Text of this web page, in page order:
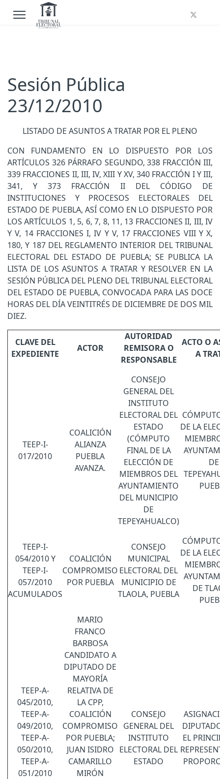
Sesión Pública
23/12/2010
LISTADO DE ASUNTOS A TRATAR POR EL PLENO
CON FUNDAMENTO EN LO DISPUESTO POR LOS
ARTÍCULOS 326 PÁRRAFO SEGUNDO, 338 FRACCIÓN III,
339 FRACCIONES II, III, IV, XIII Y XV, 340 FRACCIÓN I Y III,
341, Y 373 FRACCIÓN II DEL CÓDIGO DE
INSTITUCIONES Y PROCESOS ELECTORALES DEL
ESTADO DE PUEBLA, ASÍ COMO EN LO DISPUESTO POR
LOS ARTÍCULOS 1, 5, 6, 7, 8, 11, 13 FRACCIONES II, III, IV
Y V, 14 FRACCIONES I, IV Y V, 17 FRACCIONES VIII Y X,
180, Y 187 DEL REGLAMENTO INTERIOR DEL TRIBUNAL
ELECTORAL DEL ESTADO DE PUEBLA; SE PUBLICA LA
LISTA DE LOS ASUNTOS A TRATAR Y RESOLVER EN LA
SESIÓN PÚBLICA DEL PLENO DEL TRIBUNAL ELECTORAL
DEL ESTADO DE PUEBLA, CONVOCADA PARA LAS DOCE
HORAS DEL DÍA VEINTITRÉS DE DICIEMBRE DE DOS MIL
DIEZ.
CLAVE DEL
EXPEDIENTE
ACTOR
AUTORIDAD
REMISORA O
RESPONSABLE
ACTO O
A
TEEP-I-
017/2010
COALICIÓN
ALIANZA
PUEBLA
AVANZA.
CONSEJO
GENERAL DEL
INSTITUTO
ELECTORAL DEL
ESTADO
(CÓMPUTO
FINAL DE LA
ELECCIÓN DE
MIEMBROS DEL
AYUNTAMIENTO
DEL MUNICIPIO
DE
TEPEYAHUALCO)
DE LA
DE
TEEP-I-
054/2010 Y
TEEP-I-
057/2010
ACUMULADOS
COALICIÓN
COMPROMISO
POR PUEBLA
CONSEJO
MUNICIPAL
ELECTORAL DEL
MUNICIPIO DE
TLAOLA, PUEBLA
DE LA
DE
TEEP-A-
045/2010,
TEEP-A-
049/2010,
TEEP-A-
050/2010,
TEEP-A-
051/2010
MARIO
FRANCO
BARBOSA
CANDIDATO A
DIPUTADO DE
MAYORÍA
RELATIVA DE
LA CPP,
COALICIÓN
COMPROMISO
POR PUEBLA;
JUAN ISIDRO
CAMARILLO
MIRÓN
CONSEJO
GENERAL DEL
INSTITUTO
ELECTORAL DEL
ESTADO
EL